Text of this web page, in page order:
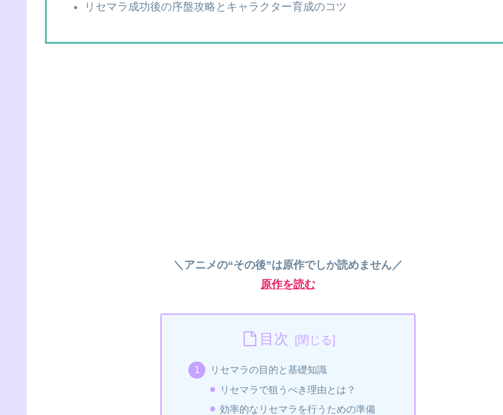
リセマラ成功後の序盤攻略とキャラクター育成のコツ
＼アニメの“その後”は原作でしか読めません／
原作を読む
目次
リセマラの目的と基礎知識
リセマラで狙うべき理由とは？
効率的なリセマラを行うための準備